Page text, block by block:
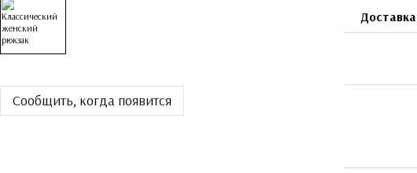
Сообщить, когда появится
Доставка